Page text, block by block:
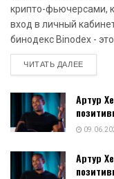
крипто-фьючерсами,
вход в личный
бинодекс Binodex - это...
ЧИТАТЬ ДАЛЕЕDETAILS
Артур
Артур